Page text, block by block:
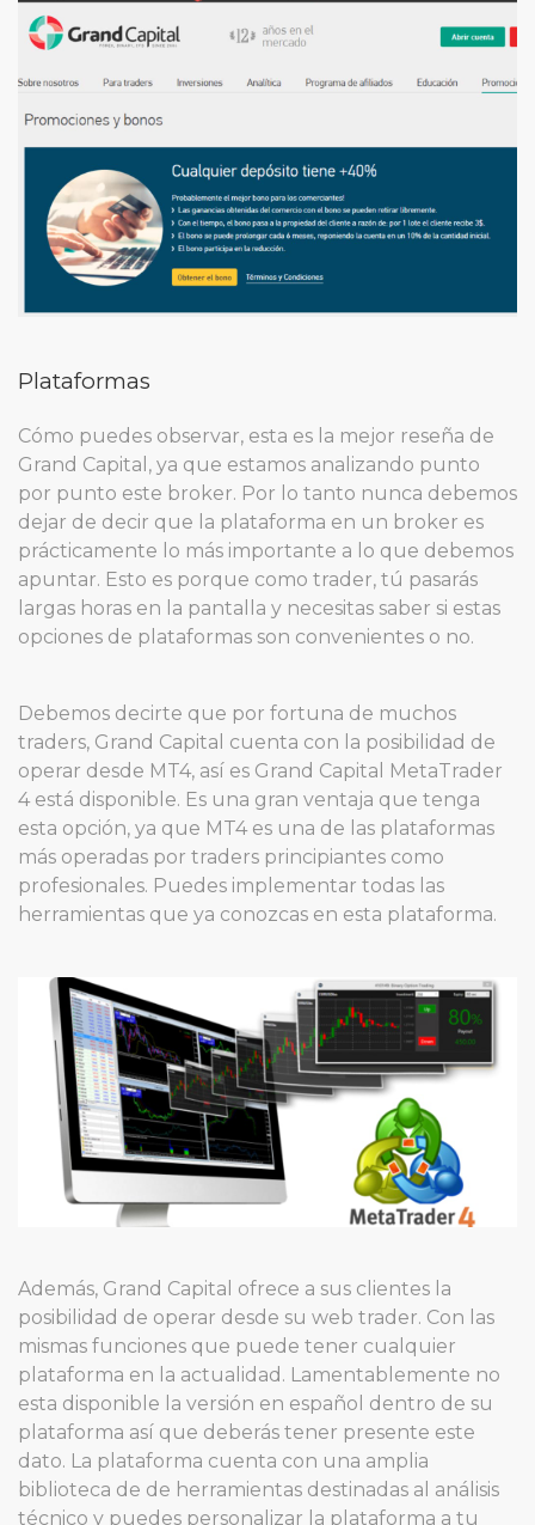
Plataformas
Cómo puedes observar, esta es la mejor reseña de
Grand Capital, ya que estamos analizando punto
por punto este broker. Por lo tanto nunca debemos
dejar de decir que la plataforma en un broker es
prácticamente lo más importante a lo que debemos
apuntar. Esto es porque como trader, tú pasarás
largas horas en la pantalla y necesitas saber si estas
opciones de plataformas son convenientes o no.
Debemos decirte que por fortuna de muchos
traders, Grand Capital cuenta con la posibilidad de
operar desde MT4, así es Grand Capital MetaTrader
4 está disponible. Es una gran ventaja que tenga
esta opción, ya que MT4 es una de las plataformas
más operadas por traders principiantes como
profesionales. Puedes implementar todas las
herramientas que ya conozcas en esta plataforma.
Además, Grand Capital ofrece a sus clientes la
posibilidad de operar desde su web trader. Con las
mismas funciones que puede tener cualquier
plataforma en la actualidad. Lamentablemente no
esta disponible la versión en español dentro de su
plataforma así que deberás tener presente este
dato. La plataforma cuenta con una amplia
biblioteca de de herramientas destinadas al análisis
técnico y puedes personalizar la plataforma a tu